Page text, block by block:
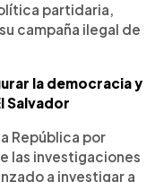
partidaria,
campaña ilegal de
la democracia y
Salvador
República por
las investigaciones
a investigar a